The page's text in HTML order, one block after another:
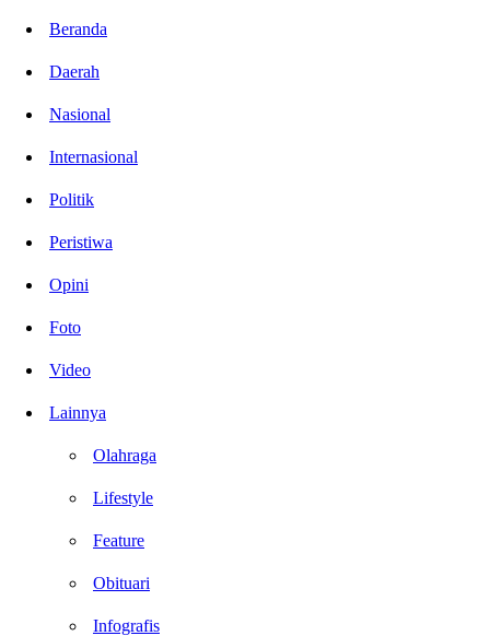
Beranda
Daerah
Nasional
Internasional
Politik
Peristiwa
Opini
Foto
Video
Lainnya
Olahraga
Lifestyle
Feature
Obituari
Infografis